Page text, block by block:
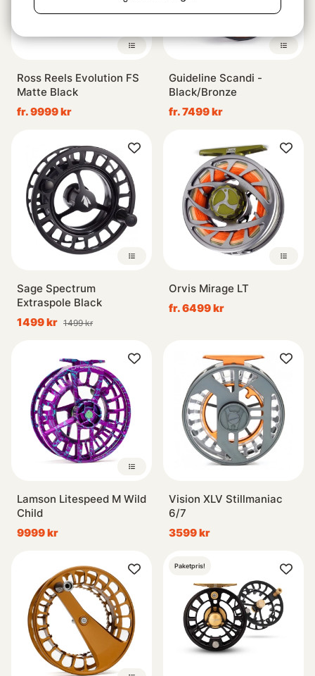
Ross Reels Evolution FS
Matte Black
fr. 9999 kr
Guideline Scandi -
Black/Bronze
fr. 7499 kr
Sage Spectrum
Extraspole Black
1499 kr 1499 kr
Orvis Mirage LT
fr. 6499 kr
Lamson Litespeed M Wild
Child
9999 kr
Vision XLV Stillmaniac
6/7
3599 kr
Paketpris!